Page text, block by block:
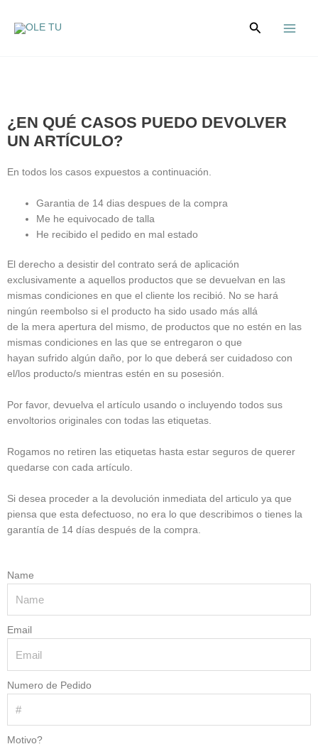
Buscar
Menu
¿EN QUÉ CASOS PUEDO DEVOLVER
UN ARTÍCULO?
En todos los casos expuestos a continuación.
Garantia de 14 dias despues de la compra
Me he equivocado de talla
He recibido el pedido en mal estado
El derecho a desistir del contrato será de aplicación
exclusivamente a aquellos productos que se devuelvan en las
mismas condiciones en que el cliente los recibió. No se hará
ningún reembolso si el producto ha sido usado más allá
de la mera apertura del mismo, de productos que no estén en las
mismas condiciones en las que se entregaron o que
hayan sufrido algún daño, por lo que deberá ser cuidadoso con
el/los producto/s mientras estén en su posesión.
Por favor, devuelva el artículo usando o incluyendo todos sus
envoltorios originales con todas las etiquetas.
Rogamos no retiren las etiquetas hasta estar seguros de querer
quedarse con cada artículo.
Si desea proceder a la devolución inmediata del articulo ya que
piensa que esta defectuoso, no era lo que describimos o tienes la
garantía de 14 días después de la compra.
Name
Email
Numero de Pedido
Motivo?